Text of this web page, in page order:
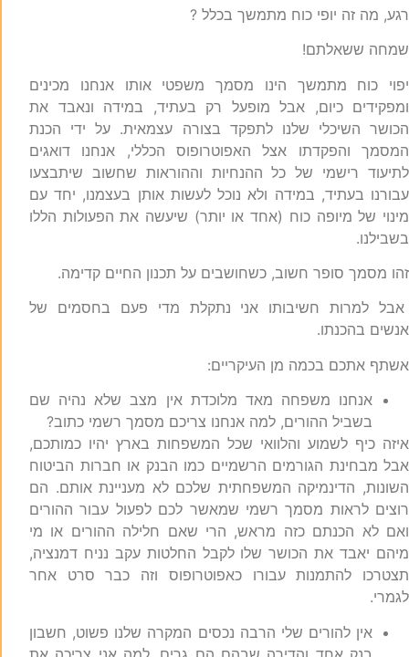
מה זה יופי כוח מתמשך בכלל ?
ששאלתם!
כוח מתמשך הינו מסמך משפטי אותו אנחנו מכינים
כיום, אבל מופעל רק בעתיד, במידה ונאבד את
השיכלי שלנו לתפקד בצורה עצמאית. על ידי הכנת
והפקדתו אצל האפוטרופוס הכללי, אנחנו דואגים
רישמי של כל ההנחיות וההוראות שחשוב שיתבצעו
בעתיד, במידה ולא נוכל לעשות אותן בעצמנו, יחד עם
של מיופה כוח (אחד או יותר) שיעשה את הפעולות הללו
מסמך סופר חשוב, כשחושבים על תכנון החיים קדימה.
למרות חשיבותו אני נתקלת מדי פעם בחסמים של
בהכנתו.
אתכם בכמה מן העיקריים:
אנחנו משפחה מאד מלוכדת אין מצב שלא נהיה שם
בשביל ההורים, למה אנחנו צריכם מסמך רשמי כתוב?
כיף לשמוע והלוואי שכל המשפחות בארץ יהיו כמותכם,
מבחינת הגורמים הרשמיים כמו הבנק או חברות הביטוח
הדינמיקה המשפחתית שלכם לא מעניינת אותם. הם
לראות מסמך רשמי שמאשר לכם לפעול עבור ההורים
לא הכנתם כזה מראש, הרי שאם חלילה ההורים או מי
יאבד את הכושר שלו לקבל החלטות עקב נניח דמנציה,
להתמנות עבורו כאפוטרופוס וזה כבר סרט אחר
אין להורים שלי הרבה נכסים המקרה שלנו פשוט, חשבון